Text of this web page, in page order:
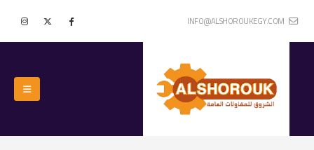
INFO@ALSHOROUKEGY.COM